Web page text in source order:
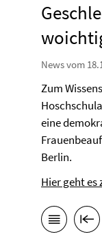
News vom
Zum
eine
Berlin.
Hier geht es